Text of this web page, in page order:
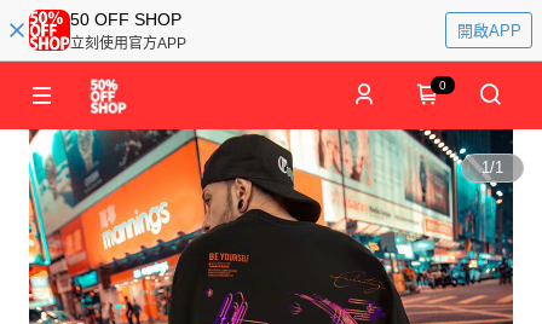
50 OFF SHOP
立刻使用官方APP
開啟APP
0
1/1